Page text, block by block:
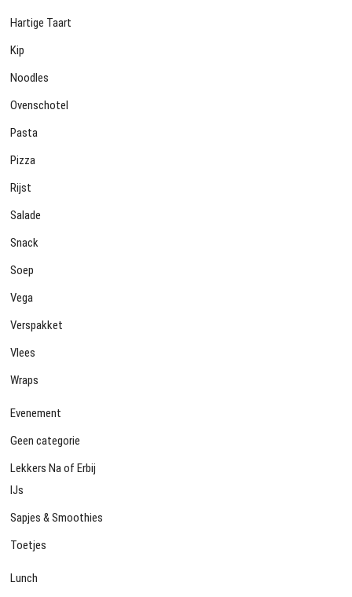
Hartige Taart
Kip
Noodles
Ovenschotel
Pasta
Pizza
Rijst
Salade
Snack
Soep
Vega
Verspakket
Vlees
Wraps
Evenement
Geen categorie
Lekkers Na of Erbij
IJs
Sapjes & Smoothies
Toetjes
Lunch